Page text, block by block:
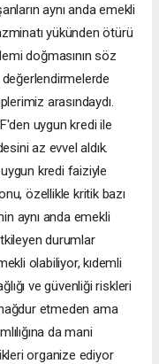
aynı anda emekli
yükünden ötürü
doğmasının söz
arasındaydı.
uygun kredi ile
az evvel aldık.
uygun kredi faiziyle
özellikle kritik bazı
aynı anda emekli
durumlar
olabiliyor, kıdemli
ve güvenliği riskleri
etmeden ama
da mani
organize ediyor